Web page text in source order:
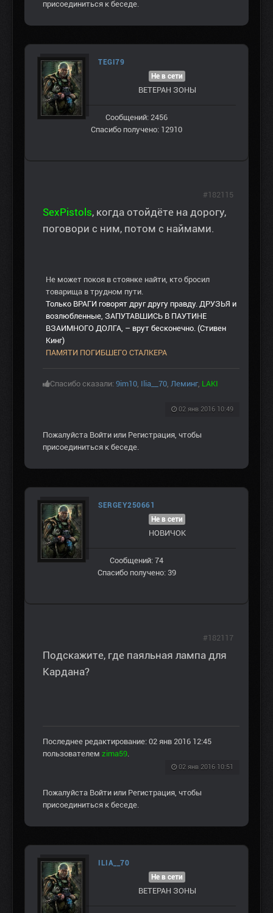
присоединиться к беседе.
TEGI79
Не в сети
ВЕТЕРАН ЗOНЫ
Сообщений: 2456
Спасибо получено: 12910
SexPistols, когда отойдёте на дорогу,
поговори с ним, потом с наймами.
Не может покоя в стоянке найти, кто бросил
товарища в трудном пути.
Только ВРАГИ говорят друг другу правду. ДРУЗЬЯ и
возлюбленные, ЗАПУТАВШИСЬ В ПАУТИНЕ
ВЗАИМНОГО ДОЛГА, – врут бесконечно. (Стивен
Кинг)
ПАМЯТИ ПОГИБШЕГО СТАЛКЕРА
Спасибо сказали: 9im10, Ilia__70, Леминг, LAKI
02 янв 2016 10:49
#182115
Пожалуйста Войти или Регистрация, чтобы
присоединиться к беседе.
SERGEY250661
Не в сети
НОВИЧОК
Сообщений: 74
Спасибо получено: 39
Подскажите, где паяльная лампа для
Кардана?
Последнее редактирование: 02 янв 2016 12:45
пользователем zima59.
02 янв 2016 10:51
#182117
Пожалуйста Войти или Регистрация, чтобы
присоединиться к беседе.
ILIA__70
Не в сети
ВЕТЕРАН ЗOНЫ